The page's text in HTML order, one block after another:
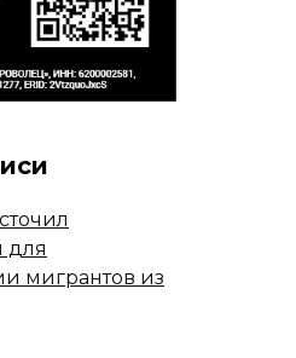
для
мигрантов из